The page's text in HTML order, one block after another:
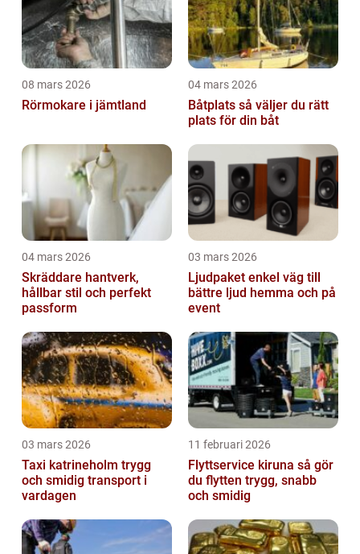
08 mars 2026
Rörmokare i jämtland
04 mars 2026
Båtplats så väljer du rätt
plats för din båt
04 mars 2026
Skräddare hantverk,
hållbar stil och perfekt
passform
03 mars 2026
Ljudpaket enkel väg till
bättre ljud hemma och på
event
03 mars 2026
Taxi katrineholm trygg
och smidig transport i
vardagen
11 februari 2026
Flyttservice kiruna så gör
du flytten trygg, snabb
och smidig